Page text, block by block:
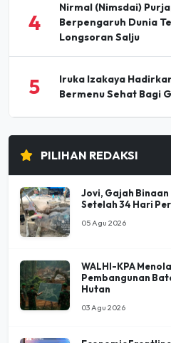
4
Nirmal (Nimsdai)
Berpengaruh Dunia
Longsoran Salju
5
Iruka Izakaya
Bermenu Sehat Bagi
PILIHAN REDAKSI
Jovi, Gajah Binaan
Setelah 34 Hari
05 Agu 2026
WALHI-KPA
Pembangunan
Hutan
03 Agu 2026